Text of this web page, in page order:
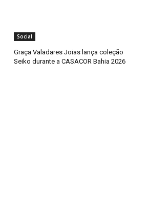
Social
Graça Valadares Joias lança coleção
Seiko durante a CASACOR Bahia 2026